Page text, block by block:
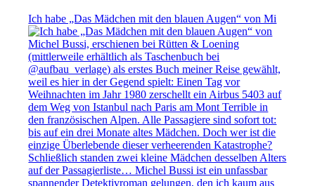
Ich habe „Das Mädchen mit den blauen Augen“ von Mi